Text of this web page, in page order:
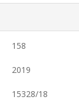
158
2019
15328/18